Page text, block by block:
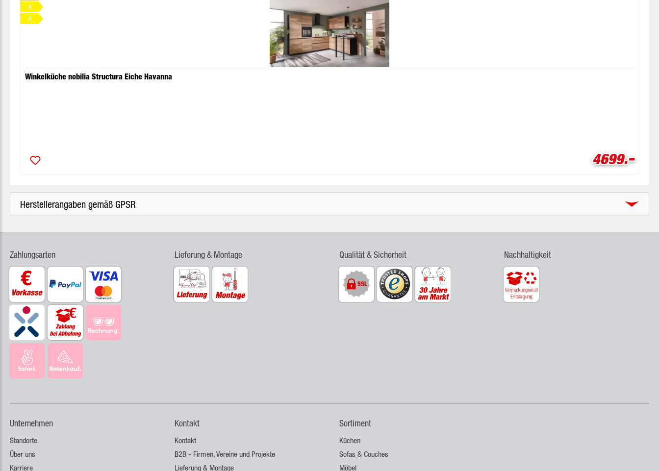
A
A
Winkelküche nobilia Structura Eiche Havanna
4699.-
Herstellerangaben gemäß GPSR
Zahlungsarten Lieferung & Montage Qualität & Sicherheit Nachhaltigkeit
Unternehmen
Standorte
Über uns
Karriere
Kontakt
Kontakt
B2B - Firmen, Vereine und Projekte
Lieferung & Montage
Sortiment
Küchen
Sofas & Couches
Möbel